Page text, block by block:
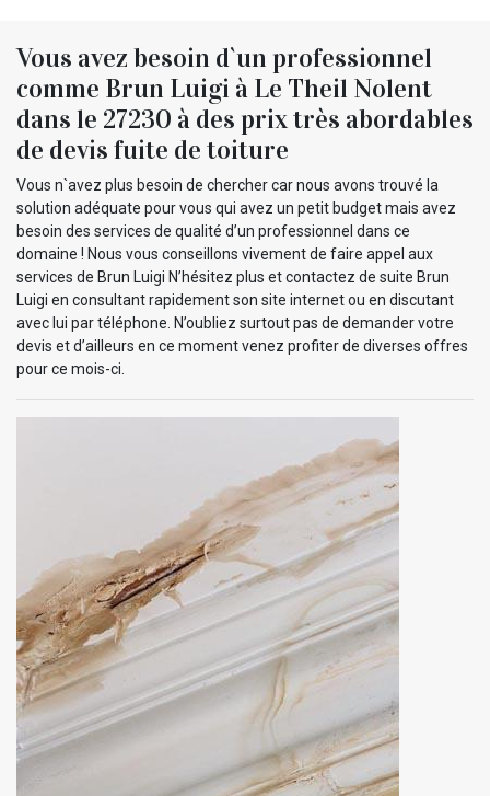
Vous avez besoin d`un professionnel
comme Brun Luigi à Le Theil Nolent
dans le 27230 à des prix très abordables
de devis fuite de toiture
Vous n`avez plus besoin de chercher car nous avons trouvé la
solution adéquate pour vous qui avez un petit budget mais avez
besoin des services de qualité d’un professionnel dans ce
domaine ! Nous vous conseillons vivement de faire appel aux
services de Brun Luigi N’hésitez plus et contactez de suite Brun
Luigi en consultant rapidement son site internet ou en discutant
avec lui par téléphone. N’oubliez surtout pas de demander votre
devis et d’ailleurs en ce moment venez profiter de diverses offres
pour ce mois-ci.